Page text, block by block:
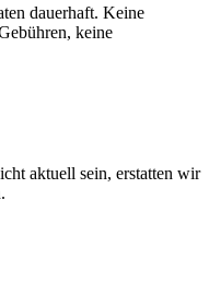
dauerhaft. Keine
keine
aktuell sein, erstatten wir